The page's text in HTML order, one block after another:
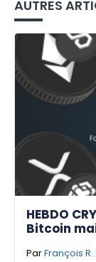
AUTRES
HEBDO
Bitcoin
ParFrançois R.